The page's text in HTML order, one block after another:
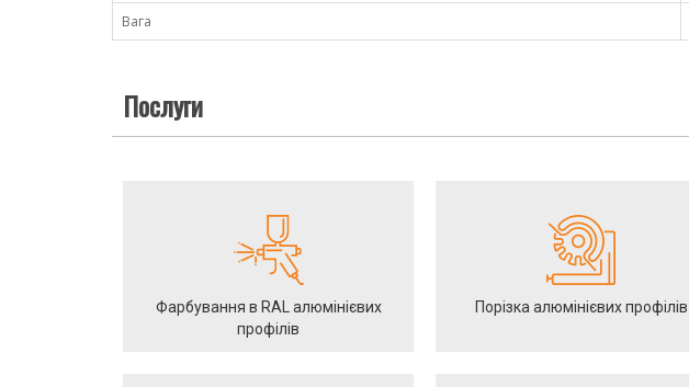
Вага
Послуги
Фарбування в RAL алюмінієвих
профілів
Порізка алюмінієвих профілів